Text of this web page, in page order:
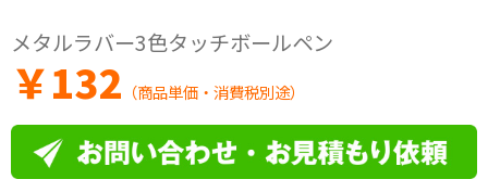
メタルラバー3色タッチボールペン
￥132 （商品単価・消費税別途）